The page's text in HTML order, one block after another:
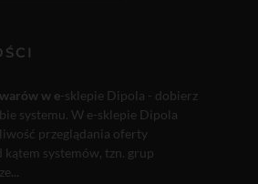
w e-sklepie Dipola - dobierz
systemu. W e-sklepie Dipola
przeglądania oferty
systemów, tzn. grup